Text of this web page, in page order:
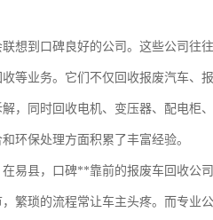
想到口碑良好的公司。这些公司往
等业务。它们不仅回收报废汽车、
，同时回收电机、变压器、配电柜
环保处理方面积累了丰富经验。
易县，口碑**靠前的报废车回收公
繁琐的流程常让车主头疼。而专业